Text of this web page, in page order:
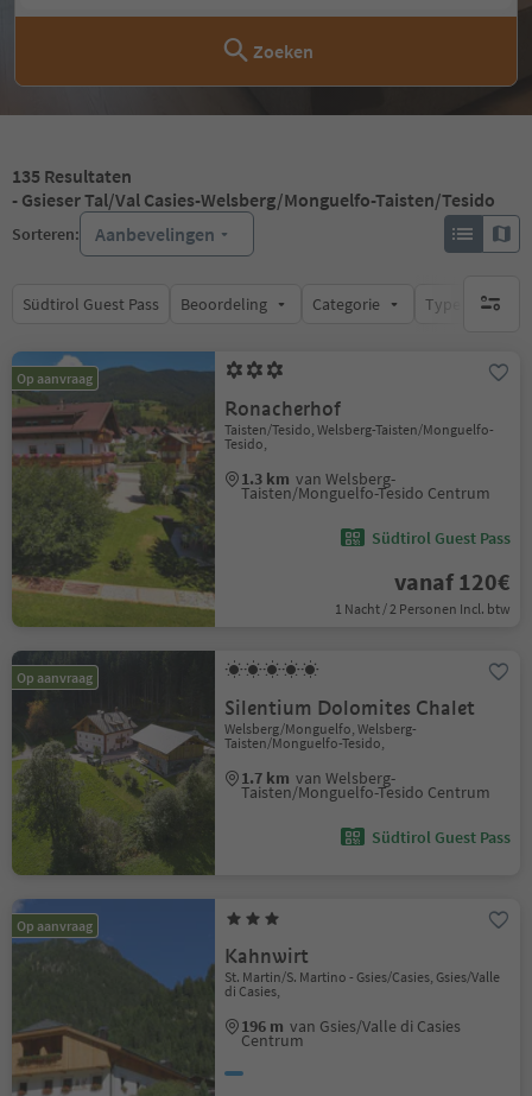
Zoeken
135 Resultaten
- Gsieser Tal/Val Casies-Welsberg/Monguelfo-Taisten/Tesido
Sorteren: Aanbevelingen
Südtirol Guest Pass Beoordeling Categorie Type catering
geen
Op aanvraag
Ronacherhof
Taisten/Tesido, Welsberg-Taisten/Monguelfo-
Tesido,
1.3 km van Welsberg-
Taisten/Monguelfo-Tesido Centrum
Südtirol Guest Pass
vanaf 120€
1 Nacht / 2 Personen Incl. btw
Op aanvraag
Silentium Dolomites Chalet
Welsberg/Monguelfo, Welsberg-
Taisten/Monguelfo-Tesido,
1.7 km van Welsberg-
Taisten/Monguelfo-Tesido Centrum
Südtirol Guest Pass
Op aanvraag
Kahnwirt
St. Martin/S. Martino - Gsies/Casies, Gsies/Valle
di Casies,
196 m van Gsies/Valle di Casies
Centrum